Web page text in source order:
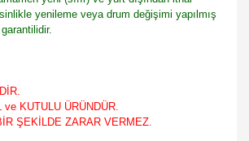
yenileme veya drum değişimi yapılmış
KUTULU ÜRÜNDÜR.
ŞEKİLDE ZARAR VERMEZ.